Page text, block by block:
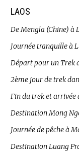
LAOS
De Mengla (Chine) à
Journée tranquille à
Départ pour un Trek
2ème jour de trek
Fin du trek et arrivée
Destination Mong
Journée de pêche à
Destination Luang